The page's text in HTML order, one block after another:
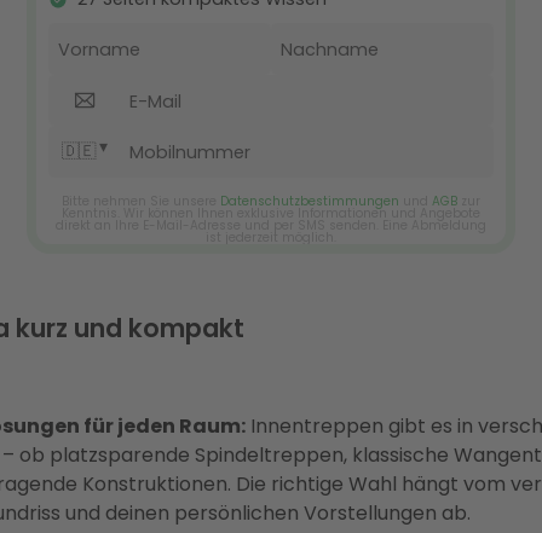
kurz und kompakt
für jeden Raum: Innentreppen gibt es in
ob platzsparende Spindeltreppen, klassische
Konstruktionen. Die richtige Wahl hängt vom
und deinen persönlichen Vorstellungen ab.